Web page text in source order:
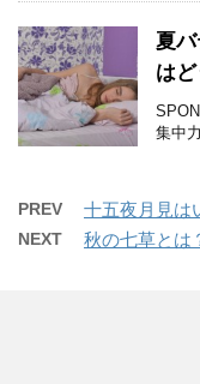
夏
は
集中
PREV 十五夜月見は
NEXT 秋の七草とは